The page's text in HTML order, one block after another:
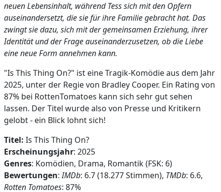
neuen Lebensinhalt, während Tess sich mit den Opfern
auseinandersetzt, die sie für ihre Familie gebracht hat. Das
zwingt sie dazu, sich mit der gemeinsamen Erziehung, ihrer
Identität und der Frage auseinanderzusetzen, ob die Liebe
eine neue Form annehmen kann.
"Is This Thing On?" ist eine Tragik-Komödie aus dem Jahr
2025, unter der Regie von Bradley Cooper. Ein Rating von
87% bei RottenTomatoes kann sich sehr gut sehen
lassen. Der Titel wurde also von Presse und Kritikern
gelobt - ein Blick lohnt sich!
Titel: Is This Thing On?
Erscheinungsjahr: 2025
Genres: Komödien, Drama, Romantik (FSK: 6)
Bewertungen:IMDb: 6.7 (18.277 Stimmen), TMDb: 6.6,
Rotten Tomatoes: 87%